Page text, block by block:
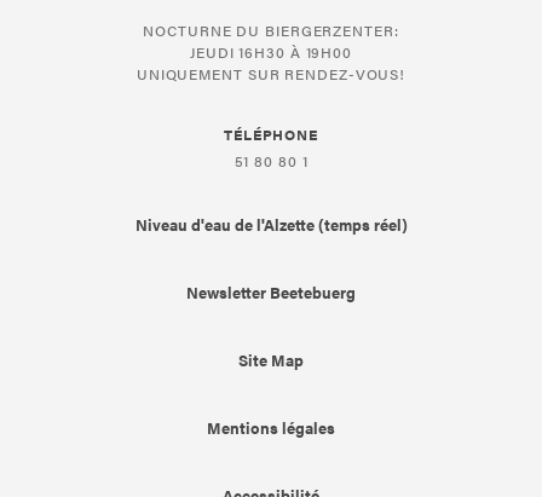
NOCTURNE DU BIERGERZENTER:
JEUDI 16H30 À 19H00
UNIQUEMENT SUR RENDEZ-VOUS!
TÉLÉPHONE
51 80 80 1
Niveau d'eau de l'Alzette (temps réel)
Newsletter Beetebuerg
Site Map
Mentions légales